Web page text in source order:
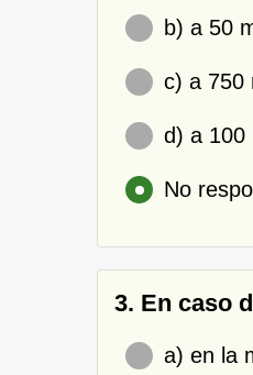
b) a 50
c) a 750
d) a 100
No
3. En caso
a) en la